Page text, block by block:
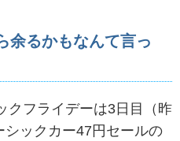
余るかもなんて言っ
クフライデーは3日目（昨
シックカー47円セールの